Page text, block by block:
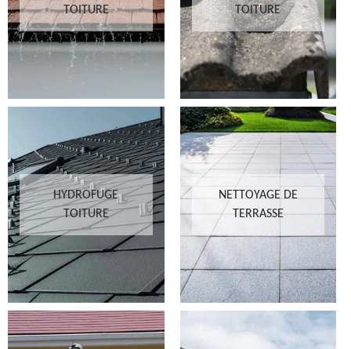
TOITURE
TOITURE
HYDROFUGE
TOITURE
NETTOYAGE DE
TERRASSE